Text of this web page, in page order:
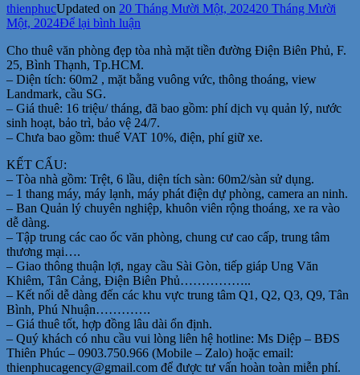
thienphucUpdated on 20 Tháng Mười Một, 202420 Tháng Mười
Một, 2024Để lại bình luận
thuê
văn
phòng
MT
Điện
Biên
Thạnh,
ngay
cầu
16
tháng
Cho thuê văn phòng đẹp tòa nhà mặt tiền đường Điện Biên Phủ, F.
25, Bình Thạnh, Tp.HCM.
– Diện tích: 60m2 , mặt bằng vuông vức, thông thoáng, view
Landmark, cầu SG.
– Giá thuê: 16 triệu/ tháng, đã bao gồm: phí dịch vụ quản lý, nước
sinh hoạt, bảo trì, bảo vệ 24/7.
– Chưa bao gồm: thuế VAT 10%, điện, phí giữ xe.
KẾT CẤU:
– Tòa nhà gồm: Trệt, 6 lầu, diện tích sàn: 60m2/sàn sử dụng.
– 1 thang máy, máy lạnh, máy phát điện dự phòng, camera an ninh.
– Ban Quản lý chuyên nghiệp, khuôn viên rộng thoáng, xe ra vào
dễ dàng.
– Tập trung các cao ốc văn phòng, chung cư cao cấp, trung tâm
thương mại….
– Giao thông thuận lợi, ngay cầu Sài Gòn, tiếp giáp Ung Văn
Khiêm, Tân Cảng, Điện Biên Phủ……………..
– Kết nối dễ dàng đến các khu vực trung tâm Q1, Q2, Q3, Q9, Tân
Bình, Phú Nhuận………….
– Giá thuê tốt, hợp đồng lâu dài ổn định.
– Quý khách có nhu cầu vui lòng liên hệ hotline: Ms Diệp – BĐS
Thiên Phúc – 0903.750.966 (Mobile – Zalo) hoặc email:
thienphucagency@gmail.com để được tư vấn hoàn toàn miễn phí.